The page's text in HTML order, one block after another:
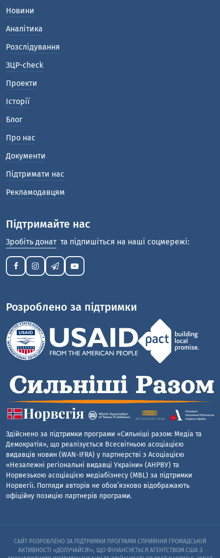
Новини
Аналітика
Розслідування
ЗЦР-check
Проекти
Історії
Блог
Про нас
Документи
Підтримати нас
Рекламодавцям
Підтримайте нас
Зробіть донат та підпишіться на наші соцмережі:
Розроблено за підтримки
Здійснено за підтримки програми «Сильніші разом: Медіа та
Демократія», що реалізується Всесвітньою асоціацією
видавців новин (WAN-IFRA) у партнерстві з Асоціацією
«Незалежні регіональні видавці України» (АНРВУ) та
Норвезькою асоціацією медіабізнесу (MBL) за підтримки
Норвегії. Погляди авторів не обов’язково відображають
офіційну позицію партнерів програми.
САЙТ РОЗРОБЛЕНО ЗА ПІДТРИМКИ ПРОГРАМИ СПРИЯННЯ ГРОМАДСЬКІЙ
АКТИВНОСТІ «ДОЛУЧАЙСЯ!», ЩО ФІНАНСУЄТЬСЯ АГЕНТСТВОМ США З